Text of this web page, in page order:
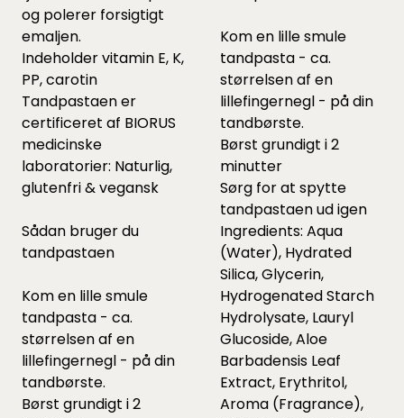
og polerer forsigtigt
emaljen.
Indeholder vitamin E, K,
PP, carotin
Tandpastaen er
certificeret af BIORUS
medicinske
laboratorier: Naturlig,
glutenfri & vegansk
Sådan bruger du
tandpastaen
Kom en lille smule
tandpasta - ca.
størrelsen af en
lillefingernegl - på din
tandbørste.
Børst grundigt i 2
Kom en lille smule
tandpasta - ca.
størrelsen af en
lillefingernegl - på din
tandbørste.
Børst grundigt i 2
minutter
Sørg for at spytte
tandpastaen ud igen
Ingredients: Aqua
(Water), Hydrated
Silica, Glycerin,
Hydrogenated Starch
Hydrolysate, Lauryl
Glucoside, Aloe
Barbadensis Leaf
Extract, Erythritol,
Aroma (Fragrance),